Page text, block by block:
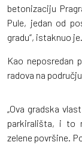
betonizaciju
Pule, jedan od
gradu“, istaknuo je.
Kao neposredan
radova na
„Ova gradska
parkirališta, i to
zelene površine.